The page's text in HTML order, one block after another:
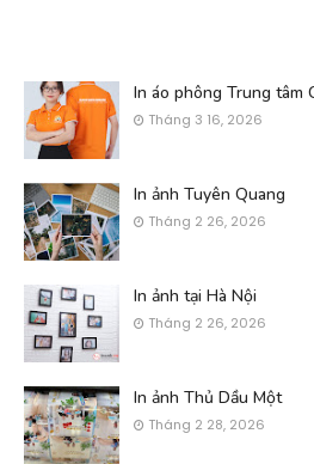
In áo phông Trung tâm
Tháng 3 16, 2026
In ảnh Tuyên Quang
Tháng 2 26, 2026
In ảnh tại Hà Nội
Tháng 2 26, 2026
In ảnh Thủ Dầu Một
Tháng 2 28, 2026